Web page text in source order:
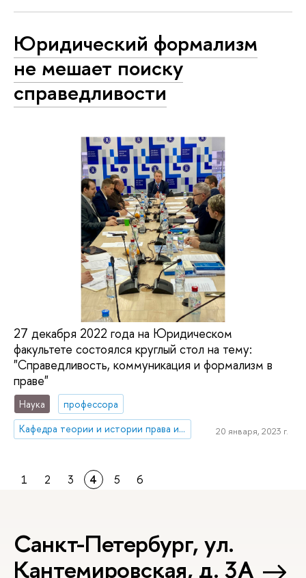
Юридический формализм
не мешает поиску
справедливости
27 декабря 2022 года на Юридическом
факультете состоялся круглый стол на тему:
"Справедливость, коммуникация и формализм в
праве"
Наука
профессора
Кафедра теории и истории права и государства (Санкт-Петербург)
20 января, 2023 г.
1 2 3 4 5 6
Санкт-Петербург, ул.
Кантемировская, д. 3А